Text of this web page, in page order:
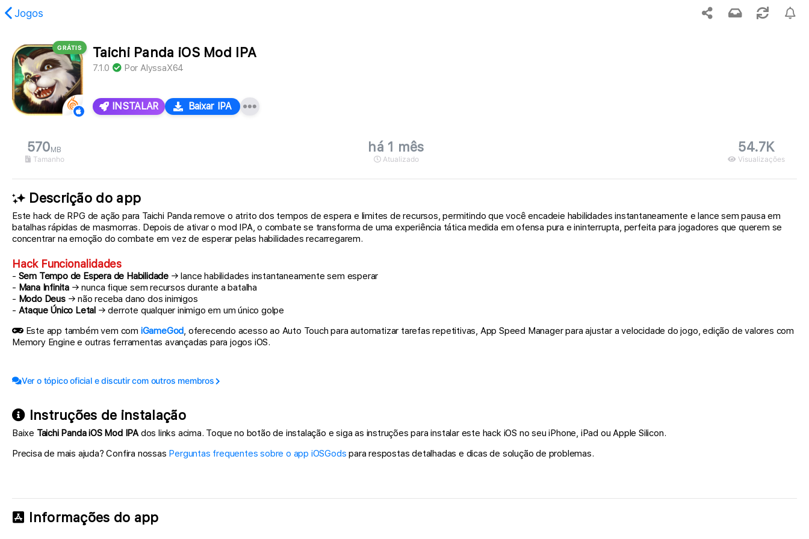
Jogos
encontrado.
GRÁTIS Taichi Panda iOS Mod IPA
7.1.0 Por AlyssaX64
INSTALAR Baixar IPA
570 MB
Tamanho
há 1 mês
Atualizado
54.7K
Visualizações
Descrição do app
Este hack de RPG de ação para Taichi Panda remove o atrito dos tempos de espera e limites de recursos, permitindo que você encadeie habilidades instantaneamente e lance sem pausa em
batalhas rápidas de masmorras. Depois de ativar o mod IPA, o combate se transforma de uma experiência tática medida em ofensa pura e ininterrupta, perfeita para jogadores que querem se
concentrar na emoção do combate em vez de esperar pelas habilidades recarregarem.
Hack Funcionalidades
- Sem Tempo de Espera de Habilidade → lance habilidades instantaneamente sem esperar
- Mana Infinita → nunca fique sem recursos durante a batalha
- Modo Deus→ não receba dano dos inimigos
- Ataque Único Letal → derrote qualquer inimigo em um único golpe
Este app também vem com iGameGod, oferecendo acesso ao Auto Touch para automatizar tarefas repetitivas, App Speed Manager para ajustar a velocidade do jogo, edição de valores com
Memory Engine e outras ferramentas avançadas para jogos iOS.
Ver o tópico oficial e discutir com outros membros
Instruções de instalação
Baixe Taichi Panda iOS Mod IPAdos links acima. Toque no botão de instalação e siga as instruções para instalar este hack iOS no seu iPhone, iPad ou Apple Silicon.
Precisa de mais ajuda? Confira nossas Perguntas frequentes sobre o app iOSGods para respostas detalhadas e dicas de solução de problemas.
Informações do app